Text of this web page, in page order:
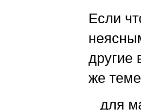
Если
другие
же
для